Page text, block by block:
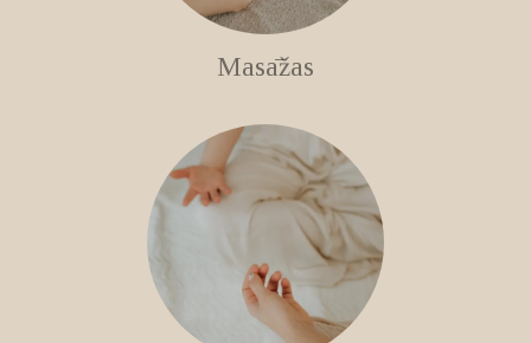
Masāžas